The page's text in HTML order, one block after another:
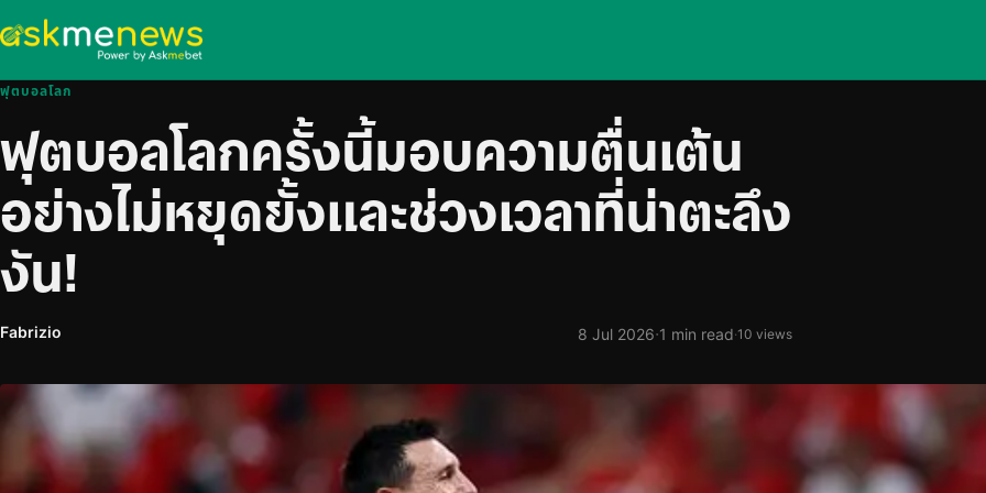
ฟุตบอลโลก
ฟุตบอลโลกครั้งนี้มอบความตื่นเต้น
อย่างไม่หยุดยั้งและช่วงเวลาที่น่าตะลึง
งัน!
Fabrizio 8 Jul 2026·1 min read·10 views